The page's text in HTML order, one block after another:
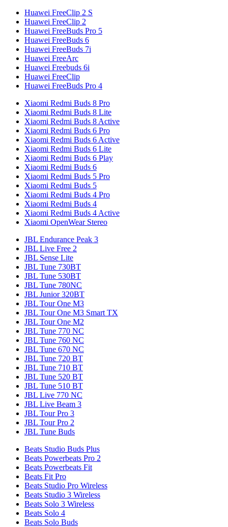
Huawei FreeClip 2 S
Huawei FreeClip 2
Huawei FreeBuds Pro 5
Huawei FreeBuds 6
Huawei FreeBuds 7i
Huawei FreeArc
Huawei Freebuds 6i
Huawei FreeClip
Huawei FreeBuds Pro 4
Xiaomi Redmi Buds 8 Pro
Xiaomi Redmi Buds 8 Lite
Xiaomi Redmi Buds 8 Active
Xiaomi Redmi Buds 6 Pro
Xiaomi Redmi Buds 6 Active
Xiaomi Redmi Buds 6 Lite
Xiaomi Redmi Buds 6 Play
Xiaomi Redmi Buds 6
Xiaomi Redmi Buds 5 Pro
Xiaomi Redmi Buds 5
Xiaomi Redmi Buds 4 Pro
Xiaomi Redmi Buds 4
Xiaomi Redmi Buds 4 Active
Xiaomi OpenWear Stereo
JBL Endurance Peak 3
JBL Live Free 2
JBL Sense Lite
JBL Tune 730BT
JBL Tune 530BT
JBL Tune 780NC
JBL Junior 320BT
JBL Tour One M3
JBL Tour One M3 Smart TX
JBL Tour One M2
JBL Tune 770 NC
JBL Tune 760 NC
JBL Tune 670 NC
JBL Tune 720 BT
JBL Tune 710 BT
JBL Tune 520 BT
JBL Tune 510 BT
JBL Live 770 NC
JBL Live Beam 3
JBL Tour Pro 3
JBL Tour Pro 2
JBL Tune Buds
Beats Studio Buds Plus
Beats Powerbeats Pro 2
Beats Powerbeats Fit
Beats Fit Pro
Beats Studio Pro Wireless
Beats Studio 3 Wireless
Beats Solo 3 Wireless
Beats Solo 4
Beats Solo Buds